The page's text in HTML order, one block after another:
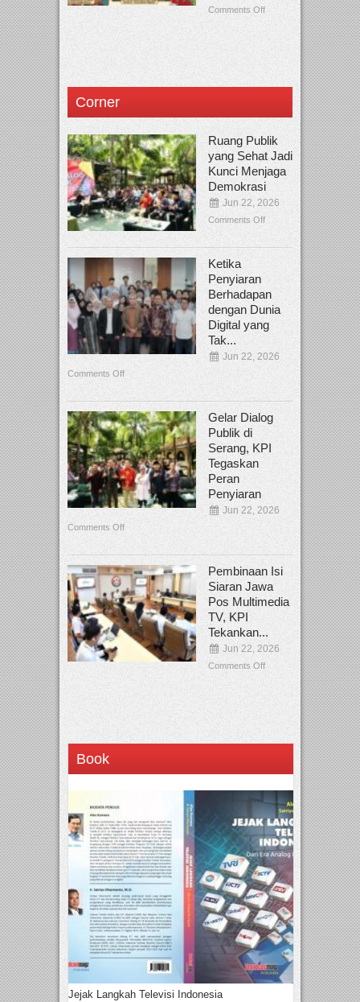
Comments Off
Corner
Ruang Publik
yang Sehat Jadi
Kunci Menjaga
Demokrasi
Jun 22, 2026
Comments Off
Ketika
Penyiaran
Berhadapan
dengan Dunia
Digital yang
Tak...
Jun 22, 2026
Comments Off
Gelar Dialog
Publik di
Serang, KPI
Tegaskan
Peran
Penyiaran
Jun 22, 2026
Comments Off
Pembinaan Isi
Siaran Jawa
Pos Multimedia
TV, KPI
Tekankan...
Jun 22, 2026
Comments Off
Book
Jejak Langkah Televisi Indonesia